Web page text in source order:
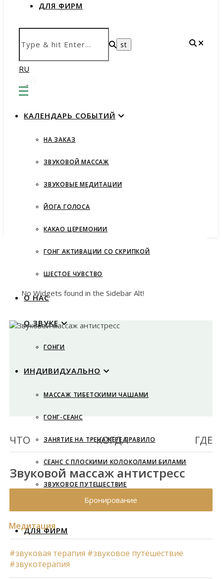
ДЛЯ ФИРМ
RU
КАЛЕНДАРЬ СОБЫТИЙ
НА ЗАКАЗ
ЗВУКОВОЙ МАССАЖ
ЗВУКОВЫЕ МЕДИТАЦИИ
ЙОГА ГОЛОСА
КАКАО ЦЕРЕМОНИИ
ГОНГ АКТИВАЦИИ СО СКРИПКОЙ
ШЕСТОЕ ЧУВСТВО
О НАС
О ЗВУКЕ
ГОНГИ
ИНДИВИДУАЛЬНО
МАССАЖ ТИБЕТСКИМИ ЧАШАМИ
ГОНГ-СЕАНС
ЗАНЯТИЕ НА ТРЕНАЖЕРЕ ПРАВИЛО
СЕАНС С ПЛОСКИМИ КОЛОКОЛАМИ БИЛАМИ
ЗВУКОВОЕ ПУТЕШЕСТВИЕ
ИНДИВИДУАЛЬНЫЙ ГОЛОСОВОЙ КОУЧИНГ
ДЛЯ ФИРМ
No Widgets found in the Sidebar Alt!
ЧТО КОГДА ГДЕ
Звуковой массаж антистресс
Бронирование
Медитация
#звуковая терапия #звуковое путешествие
#звукотерапия